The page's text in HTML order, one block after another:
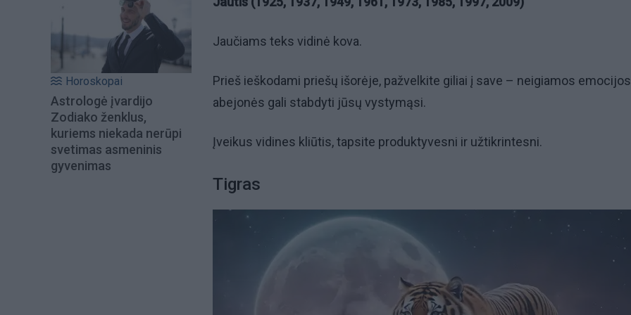
Horoskopai
Astrologė įvardijo
Zodiako ženklus,
kuriems niekada nerūpi
svetimas asmeninis
gyvenimas
Jaučiams teks vidinė kova.
Prieš ieškodami priešų išorėje, pažvelkite giliai į save – neigiamos
abejonės gali stabdyti jūsų vystymąsi.
Įveikus vidines kliūtis, tapsite produktyvesni ir užtikrintesni.
Tigras